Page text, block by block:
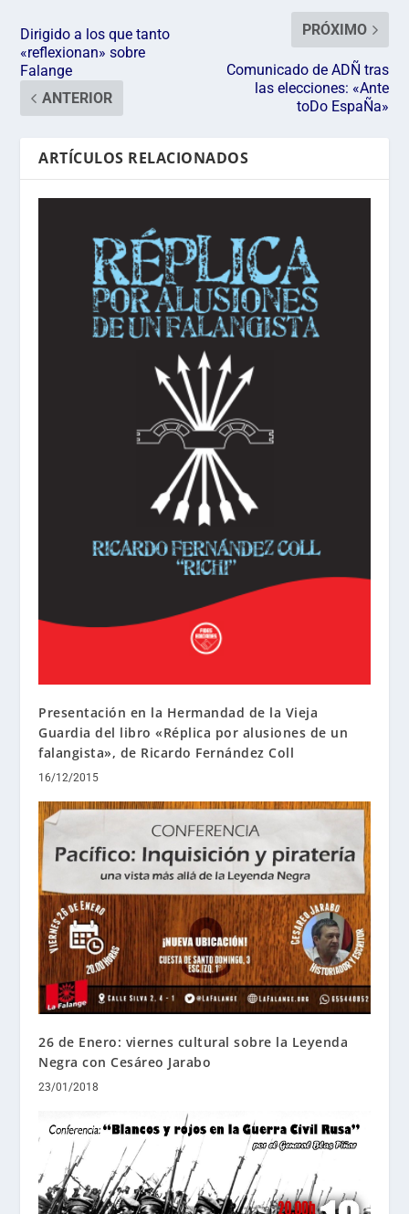
Dirigido a los que tanto
«reflexionan» sobre
Falange
ANTERIOR
PRÓXIMO
Comunicado de ADÑ tras
las elecciones: «Ante
toDo EspaÑa»
ARTÍCULOS RELACIONADOS
Presentación en la Hermandad de la Vieja
Guardia del libro «Réplica por alusiones de un
falangista», de Ricardo Fernández Coll
16/12/2015
26 de Enero: viernes cultural sobre la Leyenda
Negra con Cesáreo Jarabo
23/01/2018